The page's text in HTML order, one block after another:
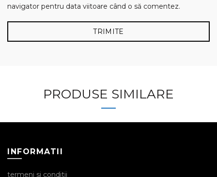
navigator pentru data viitoare când o să comentez.
PRODUSE SIMILARE
INFORMATII
termeni si conditii